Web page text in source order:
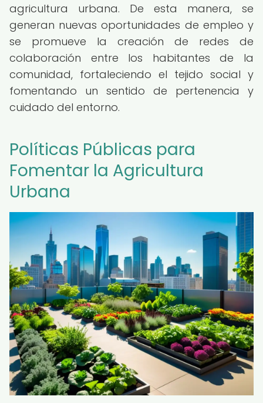
agricultura urbana. De esta manera, se
generan nuevas oportunidades de empleo y
se promueve la creación de redes de
colaboración entre los habitantes de la
comunidad, fortaleciendo el tejido social y
fomentando un sentido de pertenencia y
cuidado del entorno.
Políticas Públicas para
Fomentar la Agricultura
Urbana